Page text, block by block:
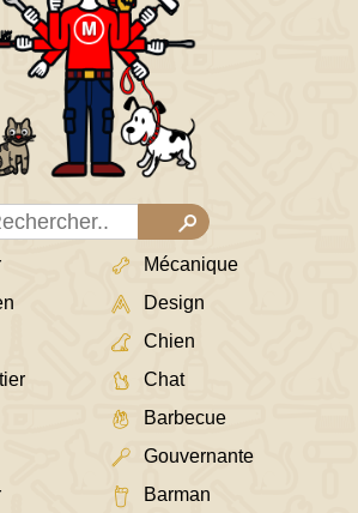
Mécanique
Design
Chien
Chat
Barbecue
Gouvernante
Barman